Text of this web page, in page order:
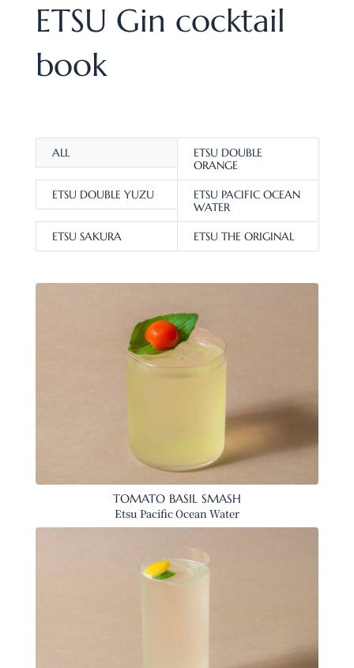
ETSU Gin cocktail
book
ALL
ETSU DOUBLE
ORANGE
ETSU DOUBLE YUZU
ETSU PACIFIC OCEAN
WATER
ETSU SAKURA ETSU THE ORIGINAL
TOMATO BASIL SMASH
Etsu Pacific Ocean Water